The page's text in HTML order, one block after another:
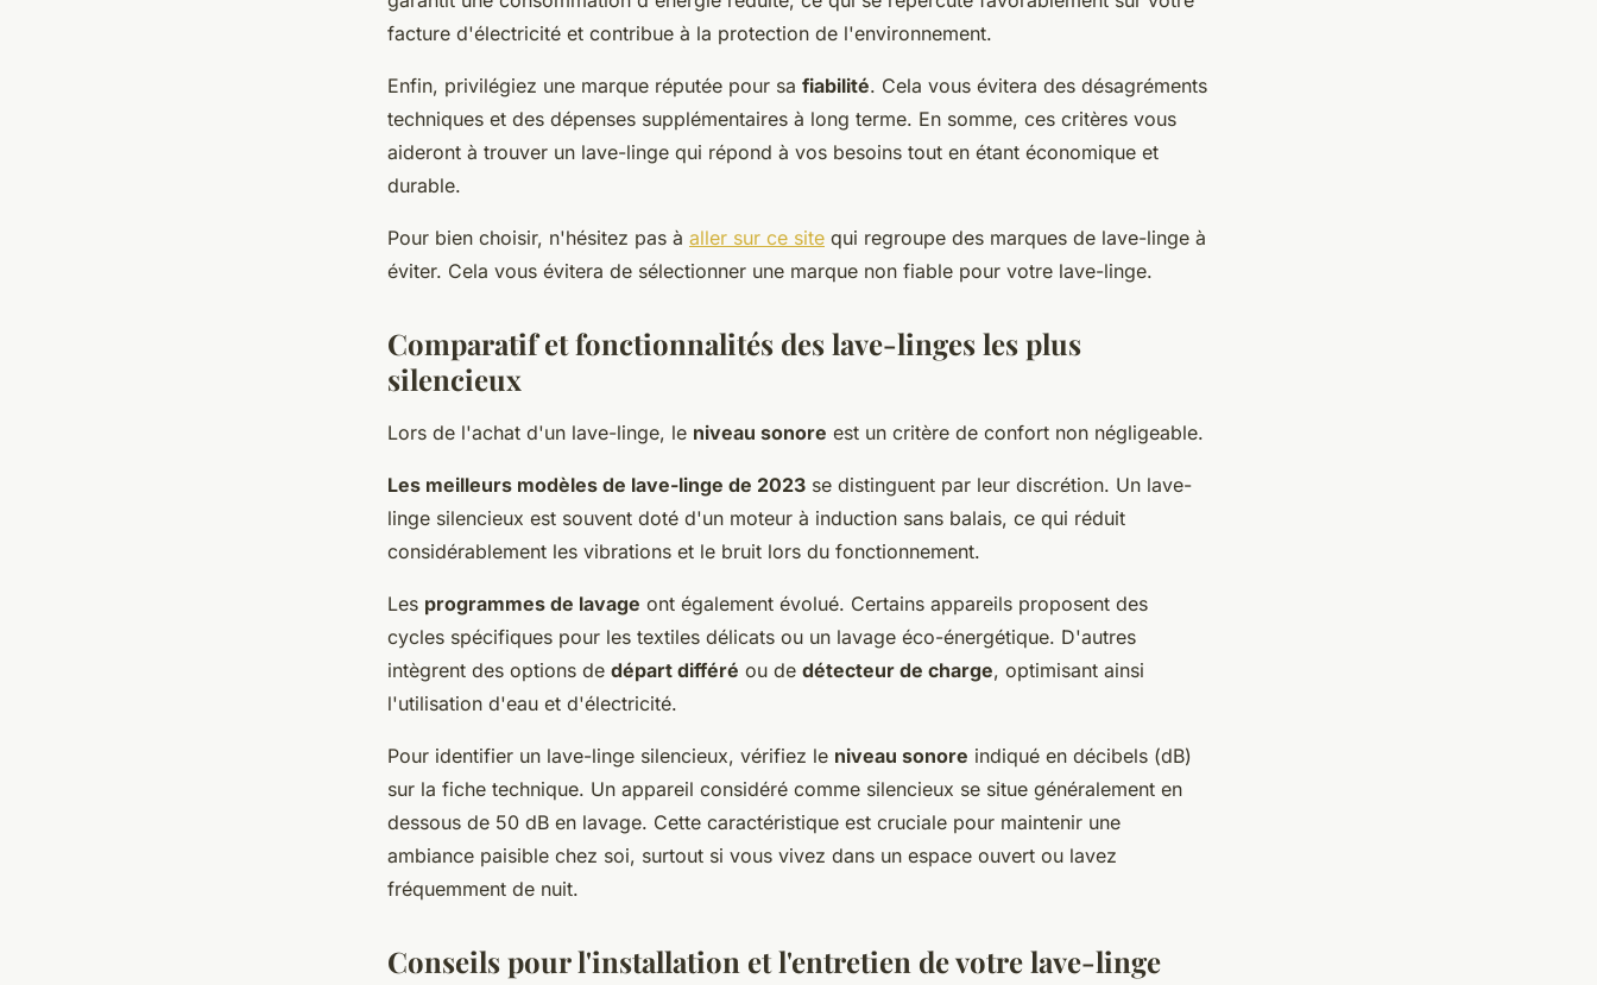
facture d'électricité et contribue à la protection de l'environnement.
Enfin, privilégiez une marque réputée pour sa fiabilité. Cela vous évitera des désagréments
techniques et des dépenses supplémentaires à long terme. En somme, ces critères vous
aideront à trouver un lave-linge qui répond à vos besoins tout en étant économique et
durable.
Pour bien choisir, n'hésitez pas à aller sur ce site qui regroupe des marques de lave-linge à
éviter. Cela vous évitera de sélectionner une marque non fiable pour votre lave-linge.
Comparatif et fonctionnalités des lave-linges les plus
silencieux
Lors de l'achat d'un lave-linge, le niveau sonore est un critère de confort non négligeable.
Les meilleurs modèles de lave-linge de 2023 se distinguent par leur discrétion. Un lave-
linge silencieux est souvent doté d'un moteur à induction sans balais, ce qui réduit
considérablement les vibrations et le bruit lors du fonctionnement.
Les programmes de lavage ont également évolué. Certains appareils proposent des
cycles spécifiques pour les textiles délicats ou un lavage éco-énergétique. D'autres
intègrent des options de départ différé ou de détecteur de charge, optimisant ainsi
l'utilisation d'eau et d'électricité.
Pour identifier un lave-linge silencieux, vérifiez le niveau sonore indiqué en décibels (dB)
sur la fiche technique. Un appareil considéré comme silencieux se situe généralement en
dessous de 50 dB en lavage. Cette caractéristique est cruciale pour maintenir une
ambiance paisible chez soi, surtout si vous vivez dans un espace ouvert ou lavez
fréquemment de nuit.
Conseils pour l'installation et l'entretien de votre lave-linge